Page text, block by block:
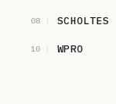
08 SCHOLTES
10 WPRO